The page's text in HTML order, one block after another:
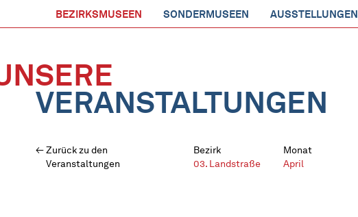
BEZIRKSMUSEEN SONDERMUSEEN AUSSTELLUNGEN
VERANSTALTUNGEN
Zurück zu den
Veranstaltungen
Bezirk
03. Landstraße
Monat
April